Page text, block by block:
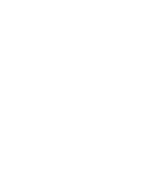
Voraussetzungen für die
Baden-Württemberg
von A-Z finden Sie
BUCHEN
Sachgebiete zur Online-